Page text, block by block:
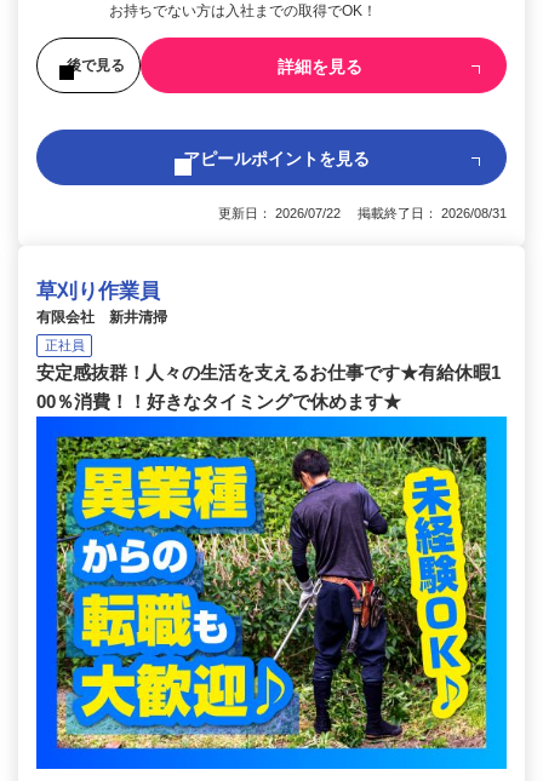
お持ちでない方は入社までの取得でOK！
後で見る 詳細を見る
アピールポイントを見る
更新日： 2026/07/22 掲載終了日： 2026/08/31
草刈り作業員
有限会社 新井清掃
正社員
安定感抜群！人々の生活を支えるお仕事です★有給休暇1
00％消費！！好きなタイミングで休めます★